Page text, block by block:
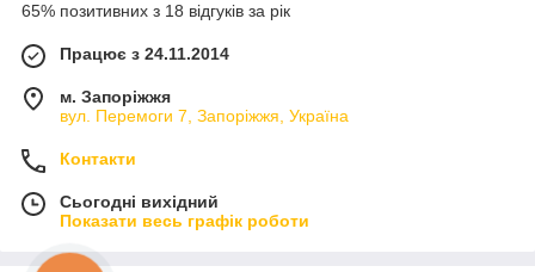
65% позитивних з 18 відгуків за рік
Працює з 24.11.2014
м. Запоріжжя
вул. Перемоги 7, Запоріжжя, Україна
Контакти
Сьогодні вихідний
Показати весь графік роботи